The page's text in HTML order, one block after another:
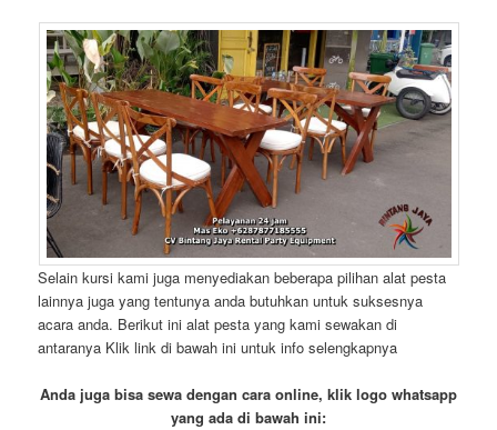
Selain kursi kami juga menyediakan beberapa pilihan alat pesta
lainnya juga yang tentunya anda butuhkan untuk suksesnya
acara anda. Berikut ini alat pesta yang kami sewakan di
antaranya Klik link di bawah ini untuk info selengkapnya
Anda juga bisa sewa dengan cara online, klik logo whatsapp
yang ada di bawah ini: